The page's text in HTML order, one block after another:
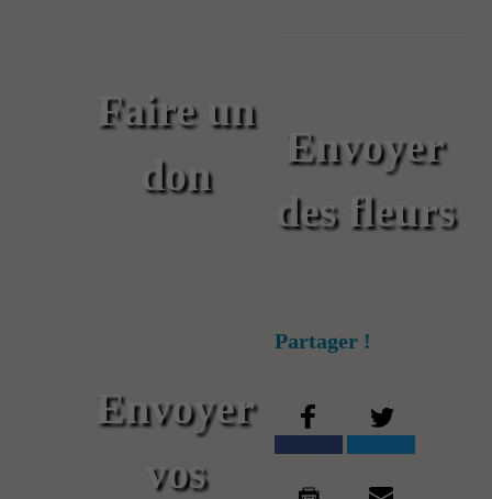
Faire un
don
Envoyer
des fleurs
Envoyer
vos
Partager !